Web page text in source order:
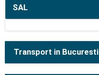
SAL
Transport in Bucuresti